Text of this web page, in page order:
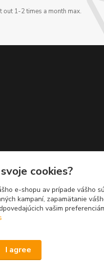
out 1-2 times a month max.
cookies?
e-shopu av prípade vášho
kampaní, zapamätanie
vašim
I agree